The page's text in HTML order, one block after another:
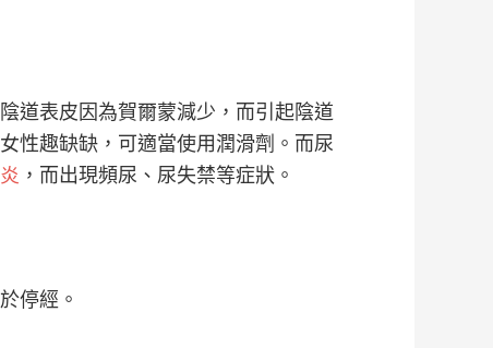
道表皮因為賀爾蒙減少，而引起陰道
性趣缺缺，可適當使用潤滑劑。而尿
，而出現頻尿、尿失禁等症狀。
停經。